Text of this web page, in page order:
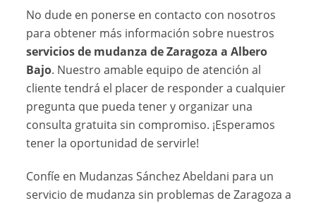
No dude en ponerse en contacto con nosotros
para obtener más información sobre nuestros
servicios de mudanza de Zaragoza a Albero
Bajo. Nuestro amable equipo de atención al
cliente tendrá el placer de responder a cualquier
pregunta que pueda tener y organizar una
consulta gratuita sin compromiso. ¡Esperamos
tener la oportunidad de servirle!
Confíe en Mudanzas Sánchez Abeldani para un
servicio de mudanza sin problemas de Zaragoza a